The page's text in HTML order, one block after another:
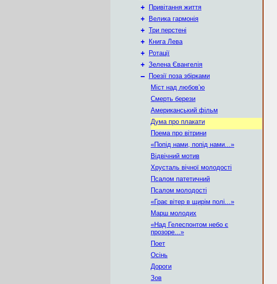
+
Привітання життя
+
Велика гармонія
+ Три перстені
+
Книга Лева
+
Ротації
+ Зелена Євангелія
–
Поезії поза збірками
Міст над любов’ю
Смерть берези
Американський фільм
Дума про плакати
Поема про вітрини
«Попід нами, попід нами...»
Відвічний мотив
Хрусталь вічної молодості
Псалом патетичний
Псалом молодості
«Грає вітер в щирім полі...»
Марш молодих
«Над Гелеспонтом небо є
прозоре...»
Поет
Осінь
Дороги
Зов